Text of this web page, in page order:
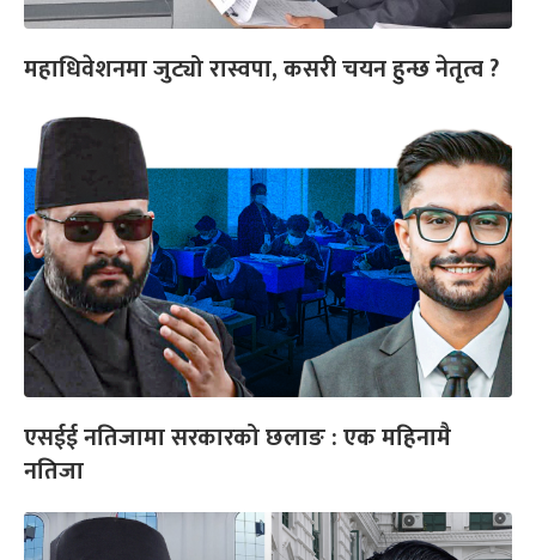
महाधिवेशनमा जुट्यो रास्वपा, कसरी चयन हुन्छ नेतृत्व ?
एसईई नतिजामा सरकारको छलाङ : एक महिनामै
नतिजा